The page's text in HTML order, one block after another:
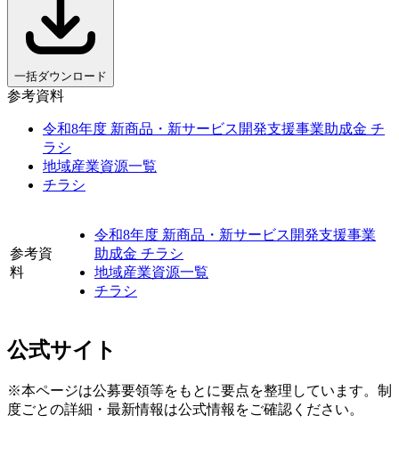
一括ダウンロード
参考資料
令和8年度 新商品・新サービス開発支援事業助成金 チ
ラシ
地域産業資源一覧
チラシ
参考資
料
令和8年度 新商品・新サービス開発支援事業
助成金 チラシ
地域産業資源一覧
チラシ
公式サイト
※本ページは公募要領等をもとに要点を整理しています。制
度ごとの詳細・最新情報は公式情報をご確認ください。